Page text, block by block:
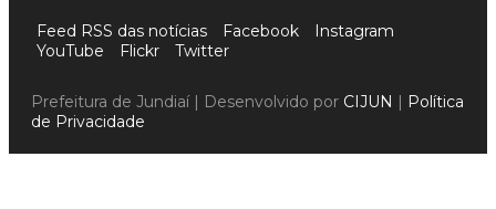
Feed RSS das notícias Facebook
Instagram
YouTube
Flickr Twitter
Prefeitura de Jundiaí | Desenvolvido por CIJUN | Política
de Privacidade